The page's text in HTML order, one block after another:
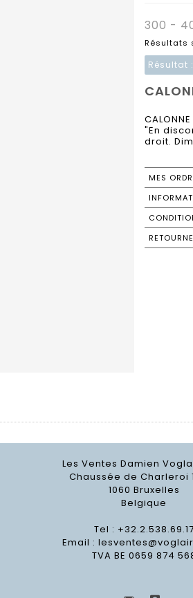
300 -
Résultats
Résultat :
"En
droit.
MES
Les Ventes Damien
Chaussée de Charleroi
1060 Bruxelles
Belgique
Tel : +32.2.538.69.17
Email :
TVA BE 0659 874